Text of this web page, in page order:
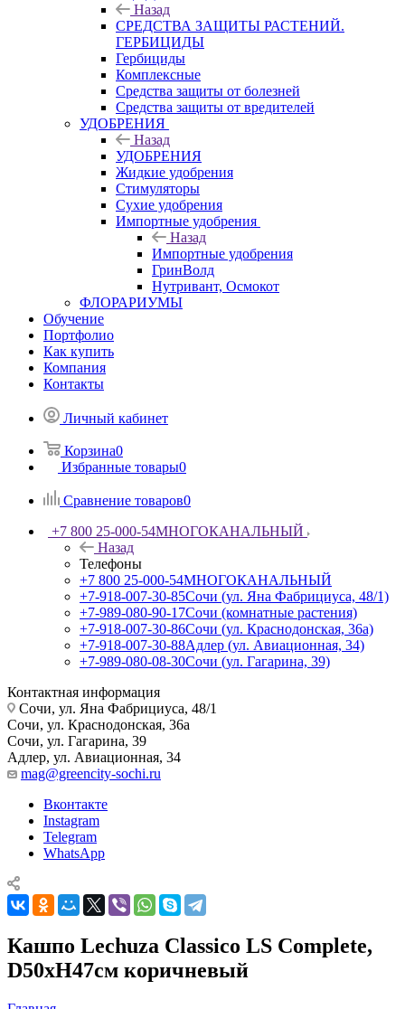
Назад
СРЕДСТВА ЗАЩИТЫ РАСТЕНИЙ.
ГЕРБИЦИДЫ
Гербициды
Комплексные
Средства защиты от болезней
Средства защиты от вредителей
УДОБРЕНИЯ
Назад
УДОБРЕНИЯ
Жидкие удобрения
Стимуляторы
Сухие удобрения
Импортные удобрения
Назад
Импортные удобрения
ГринВолд
Нутривант, Осмокот
ФЛОРАРИУМЫ
Обучение
Портфолио
Как купить
Компания
Контакты
Личный кабинет
Корзина0
Избранные товары0
Сравнение товаров0
+7 800 25-000-54МНОГОКАНАЛЬНЫЙ
Назад
Телефоны
+7 800 25-000-54МНОГОКАНАЛЬНЫЙ
+7-918-007-30-85Сочи (ул. Яна Фабрициуса, 48/1)
+7-989-080-90-17Сочи (комнатные растения)
+7-918-007-30-86Сочи (ул. Краснодонская, 36а)
+7-918-007-30-88Адлер (ул. Авиационная, 34)
+7-989-080-08-30Сочи (ул. Гагарина, 39)
Контактная информация
Сочи, ул. Яна Фабрициуса, 48/1
Сочи, ул. Краснодонская, 36а
Сочи, ул. Гагарина, 39
Адлер, ул. Авиационная, 34
mag@greencity-sochi.ru
Вконтакте
Instagram
Telegram
WhatsApp
Кашпо Lechuza Classico LS Complete,
D50xH47см коричневый